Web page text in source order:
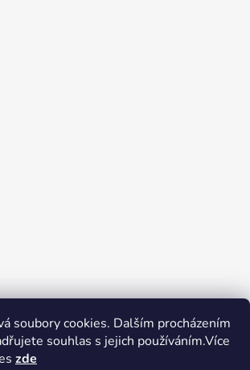
soubory cookies. Dalším procházením
souhlas s jejich používáním.Více
zde
Heureka.cz Voňavé dárky